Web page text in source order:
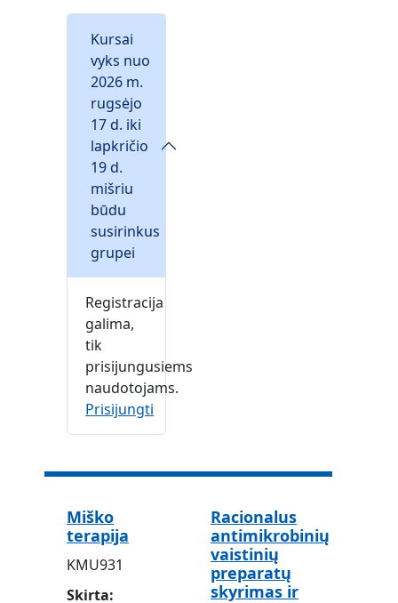
Kursai
vyks nuo
2026 m.
rugsėjo
17 d. iki
lapkričio
19 d.
mišriu
būdu
susirinkus
grupei
Registracija
galima,
tik
prisijungusiems
naudotojams.
Prisijungti
Miško
terapija
KMU931
Skirta
Racionalus
antimikrobinių
vaistinių
preparatų
skyrimas ir